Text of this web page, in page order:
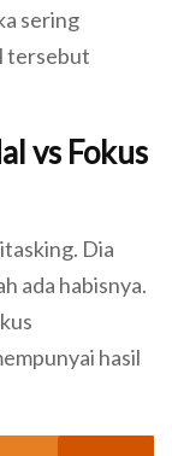
sering
tersebut
vs Fokus
Dia
ada habisnya.
hasil